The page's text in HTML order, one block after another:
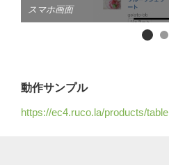
スマホ画面
動作サンプル
https://ec4.ruco.la/products/table